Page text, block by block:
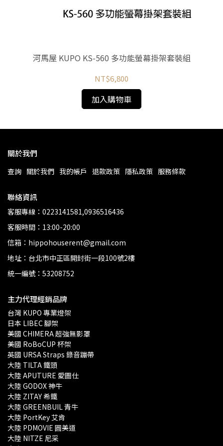
河馬屋 KUPO KS-560 多功能螢幕掛架套裝組
NT$6,800
加入購物車
關於我們
查詢 關於我們 我的帳戶 退款政策 隱私政策 服務條款
聯絡資訊
客服專線：0223141581,0936516436
客服時間：13:00-20:00
信箱：hippohouserent@gmail.com
地址：台北市中正區開封街一段100號2樓
統一編號：53208752
主力代理經銷品牌
台灣 KUPO 專業燈架
日本 LIBEC 腳架
美國 CHIMERA 超強無影罩
美國 RoBoCUP 杯架
英國 URSA Straps 錄音蹦帶
大陸 TILTA 鐵頭
大陸 APUTURE 愛圖仕
大陸 GODOX 神牛
大陸 ZITAY 希鐵
大陸 GREENBUIL 青牛
大陸 PortKey 艾肯
大陸 PDMOVIE 圓美道
大陸 NITZE 尼采